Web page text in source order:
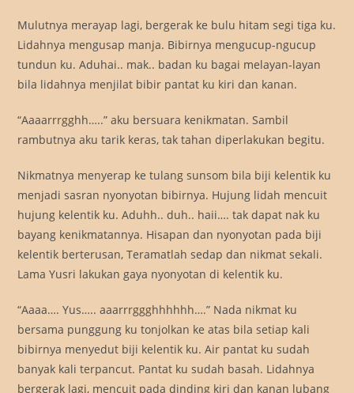
Mulutnya merayap lagi, bergerak ke bulu hitam segi tiga ku.
Lidahnya mengusap manja. Bibirnya mengucup-ngucup
tundun ku. Aduhai.. mak.. badan ku bagai melayan-layan
bila lidahnya menjilat bibir pantat ku kiri dan kanan.
“Aaaarrrgghh…..” aku bersuara kenikmatan. Sambil
rambutnya aku tarik keras, tak tahan diperlakukan begitu.
Nikmatnya menyerap ke tulang sunsom bila biji kelentik ku
menjadi sasran nyonyotan bibirnya. Hujung lidah mencuit
hujung kelentik ku. Aduhh.. duh.. haii…. tak dapat nak ku
bayang kenikmatannya. Hisapan dan nyonyotan pada biji
kelentik berterusan, Teramatlah sedap dan nikmat sekali.
Lama Yusri lakukan gaya nyonyotan di kelentik ku.
“Aaaa…. Yus….. aaarrrggghhhhhh….” Nada nikmat ku
bersama punggung ku tonjolkan ke atas bila setiap kali
bibirnya menyedut biji kelentik ku. Air pantat ku sudah
banyak kali terpancut. Pantat ku sudah basah. Lidahnya
bergerak lagi, mencuit pada dinding kiri dan kanan lubang